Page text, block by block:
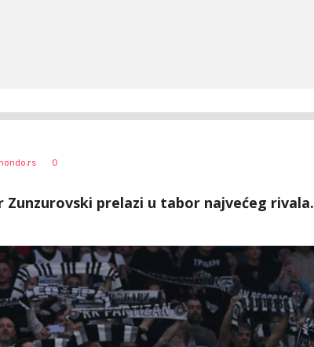
0
Zunzurovski prelazi u tabor najvećeg rivala.